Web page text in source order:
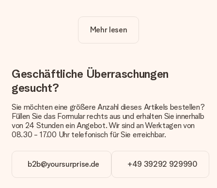
noch eines unserer angebotenen Designs, um deinem
Geschenk die perfekte Ausstrahlung zu verleihen.
Personalisierung. So ist und bleibt es übersichtlich!
Hat mein Foto die richtige Qualität?
Wir möchten sicherstellen, dass du mit deinem Geschenk
rundum zufrieden bist. Deshalb ist es wichtig, qualitativ
hochwertige Fotos zu verwenden. Wenn du dir nicht sicher
bist, ob dein Bild die erforderliche Qualität aufweist, wende
dich bitte an unseren Kundenservice und füge dein Foto
möchtest. Unser Kundenservice kann dann die Qualität für
dich überprüfen!
Welche Dateien kann ich hochladen?
Mehr lesen
Geschäftliche Überraschungen
gesucht?
Sie möchten eine größere Anzahl dieses Artikels bestellen?
Füllen Sie das Formular rechts aus und erhalten Sie innerhalb
von 24 Stunden ein Angebot. Wir sind an Werktagen von
08.30 - 17.00 Uhr telefonisch für Sie erreichbar.
b2b@yoursurprise.de +49 39292 929990